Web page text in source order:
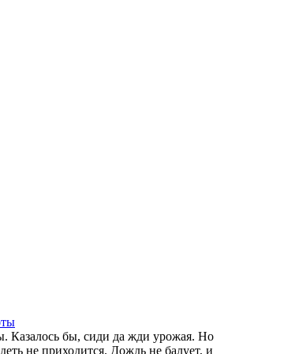
Казалось бы, сиди да жди урожая. Но
не приходится. Дождь не балует, и